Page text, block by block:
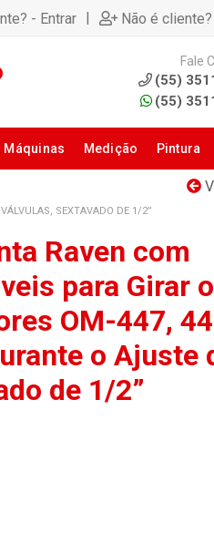
- Entrar | Não é
Fale
(55)
(55)
Máquinas Medição Pintura
SEXTAVADO DE 1/2”
Raven com
para Girar o
OM-447,
o Ajuste
de 1/2”